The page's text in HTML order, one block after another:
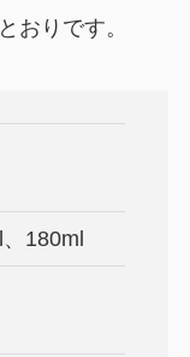
おりです。
180ml